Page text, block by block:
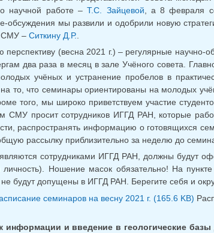
научной работе –Т.С. Зайцевой, а 8 февраля
обсуждения мы развили и одобрили новую
СМУ – Ситкину Д.Р..
(весна 2021 г.) – регулярные научно-
два раза в месяц в зале Учёного совета.
учёных и устранение пробелов в
то, что семинары ориентированы на молодых
того, мы широко приветствуем участие
СМУ просит сотрудников ИГГД РАН, которые
распространять информацию о готовящихся
рассылку приблизительно за неделю до
сотрудниками ИГГД РАН, должны будут
Ношение масок обязательно! На
будут допущены в ИГГД РАН. Берегите себя и
семинаров на весну 2021 г. (165.6 KB)
информации и введение в геологические базы